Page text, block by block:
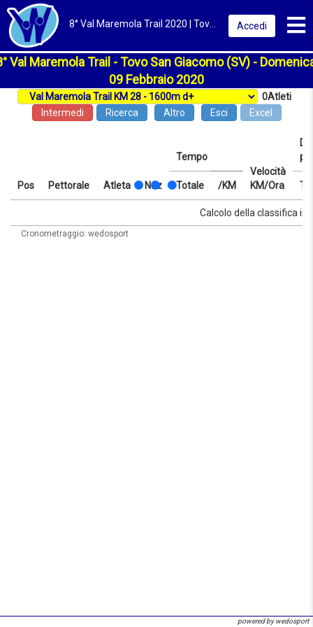
Accedi
Val Maremola Trail - Tovo San Giacomo (SV) -
09 Febbraio 2020
0Atleti
Intermedi
Ricerca Altro Esci Excel
Pos Pettorale Atleta Naz
Tempo
Velocità
KM/Ora
Totale /KM
Tempo
Velocità
Totale /KM
Calcolo della classifica in
Cronometraggio: wedosport
powered by wedosport